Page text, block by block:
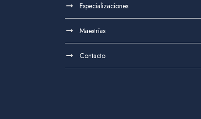
Especializaciones
Maestrías
Contacto